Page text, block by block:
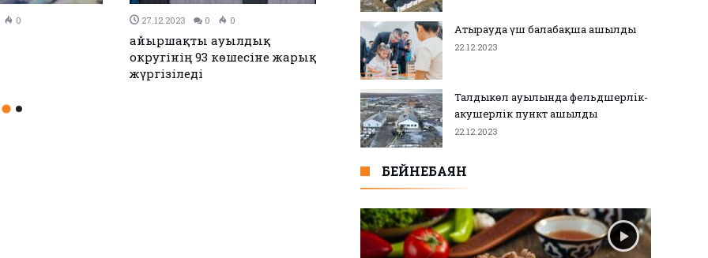
одағы мен Иран келісімге
26.12.2023
Аудандық мәслихаттың 12-
сессиясы өтті
Атырауда үш балабақша ашылды
22.12.2023
Талдыкөл ауылында фельдшерлік-
акушерлік пункт ашылды
22.12.2023
БЕЙНЕБАЯН